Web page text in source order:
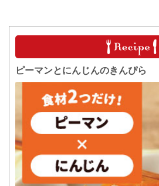
ピーマンとにんじんのきんぴら